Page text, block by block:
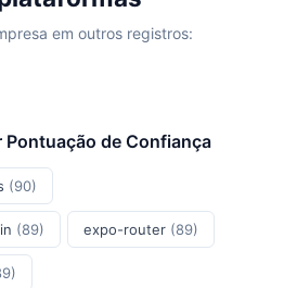
em outros registros:
Pontuação de Confiança
(90)
(89) expo-router (89)